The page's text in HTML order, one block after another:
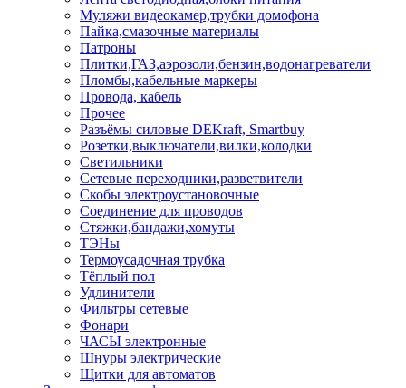
Муляжи видеокамер,трубки домофона
Пайка,смазочные материалы
Патроны
Плитки,ГАЗ,аэрозоли,бензин,водонагреватели
Пломбы,кабельные маркеры
Провода, кабель
Прочее
Разъёмы силовые DEKraft, Smartbuy
Розетки,выключатели,вилки,колодки
Светильники
Сетевые переходники,разветвители
Скобы электроустановочные
Соединение для проводов
Стяжки,бандажи,хомуты
ТЭНы
Термоусадочная трубка
Тёплый пол
Удлинители
Фильтры сетевые
Фонари
ЧАСЫ электронные
Шнуры электрические
Щитки для автоматов